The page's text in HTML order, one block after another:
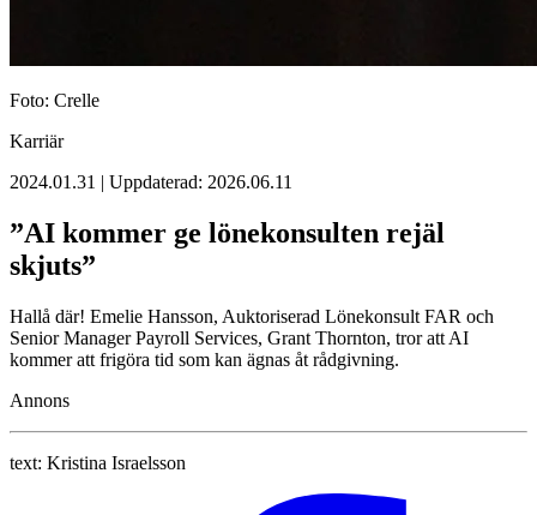
Foto: Crelle
Karriär
2024.01.31 | Uppdaterad: 2026.06.11
”AI kommer ge lönekonsulten rejäl
skjuts”
Hallå där! Emelie Hansson, Auktoriserad Lönekonsult FAR och
Senior Manager Payroll Services, Grant Thornton, tror att AI
kommer att frigöra tid som kan ägnas åt rådgivning.
Annons
text: Kristina Israelsson